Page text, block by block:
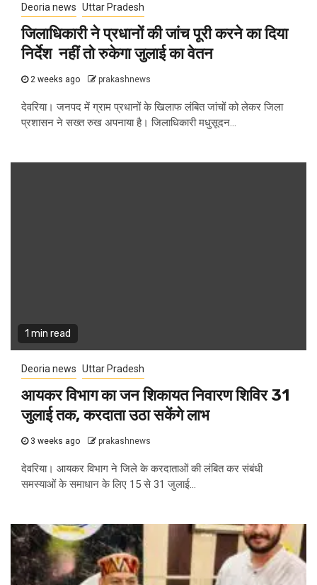
Deoria news Uttar Pradesh
जिलाधिकारी ने प्रधानों की जांच पूरी करने का दिया
निर्देश नहीं तो रुकेगा जुलाई का वेतन
2 weeks ago prakashnews
देवरिया। जनपद में ग्राम प्रधानों के खिलाफ लंबित जांचों को लेकर जिला
प्रशासन ने सख्त रुख अपनाया है। जिलाधिकारी मधुसूदन...
1 min read
Deoria news Uttar Pradesh
आयकर विभाग का जन शिकायत निवारण शिविर 31
जुलाई तक, करदाता उठा सकेंगे लाभ
3 weeks ago prakashnews
देवरिया। आयकर विभाग ने जिले के करदाताओं की लंबित कर संबंधी
समस्याओं के समाधान के लिए 15 से 31 जुलाई...